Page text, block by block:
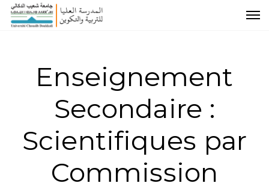
Enseignement
Secondaire :
Scientifiques par
Commission